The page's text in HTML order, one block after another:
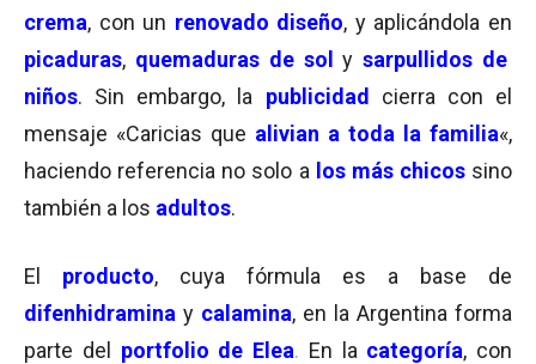
crema, con un renovado diseño, y aplicándola en
picaduras, quemaduras de sol y sarpullidos de
niños. Sin embargo, la publicidad
cierra con el
mensaje «Caricias que alivian a toda la familia«,
haciendo referencia no solo a los más chicossino
también a los adultos.
El producto, cuya fórmula es a base de
difenhidramina y calamina, en la Argentina forma
parte del portfolio de Elea. En la categoría, con